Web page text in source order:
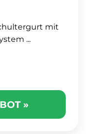
mit
...
»